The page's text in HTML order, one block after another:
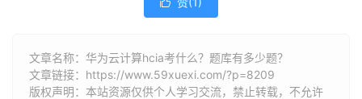
文章名称：华为云计算hcia考什么？题库有多少题？
文章链接： https://www.59xuexi.com/?p=8209
版权声明：本站资源仅供个人学习交流，禁止转载，不允许